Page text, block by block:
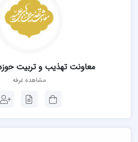
معاونت تهذیب و تربیت
مشاهده غرفه